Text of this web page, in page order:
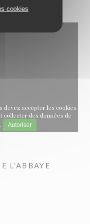
cookies
devez accepter les cookies
collecter des données de
Autoriser
L'ABBAYE